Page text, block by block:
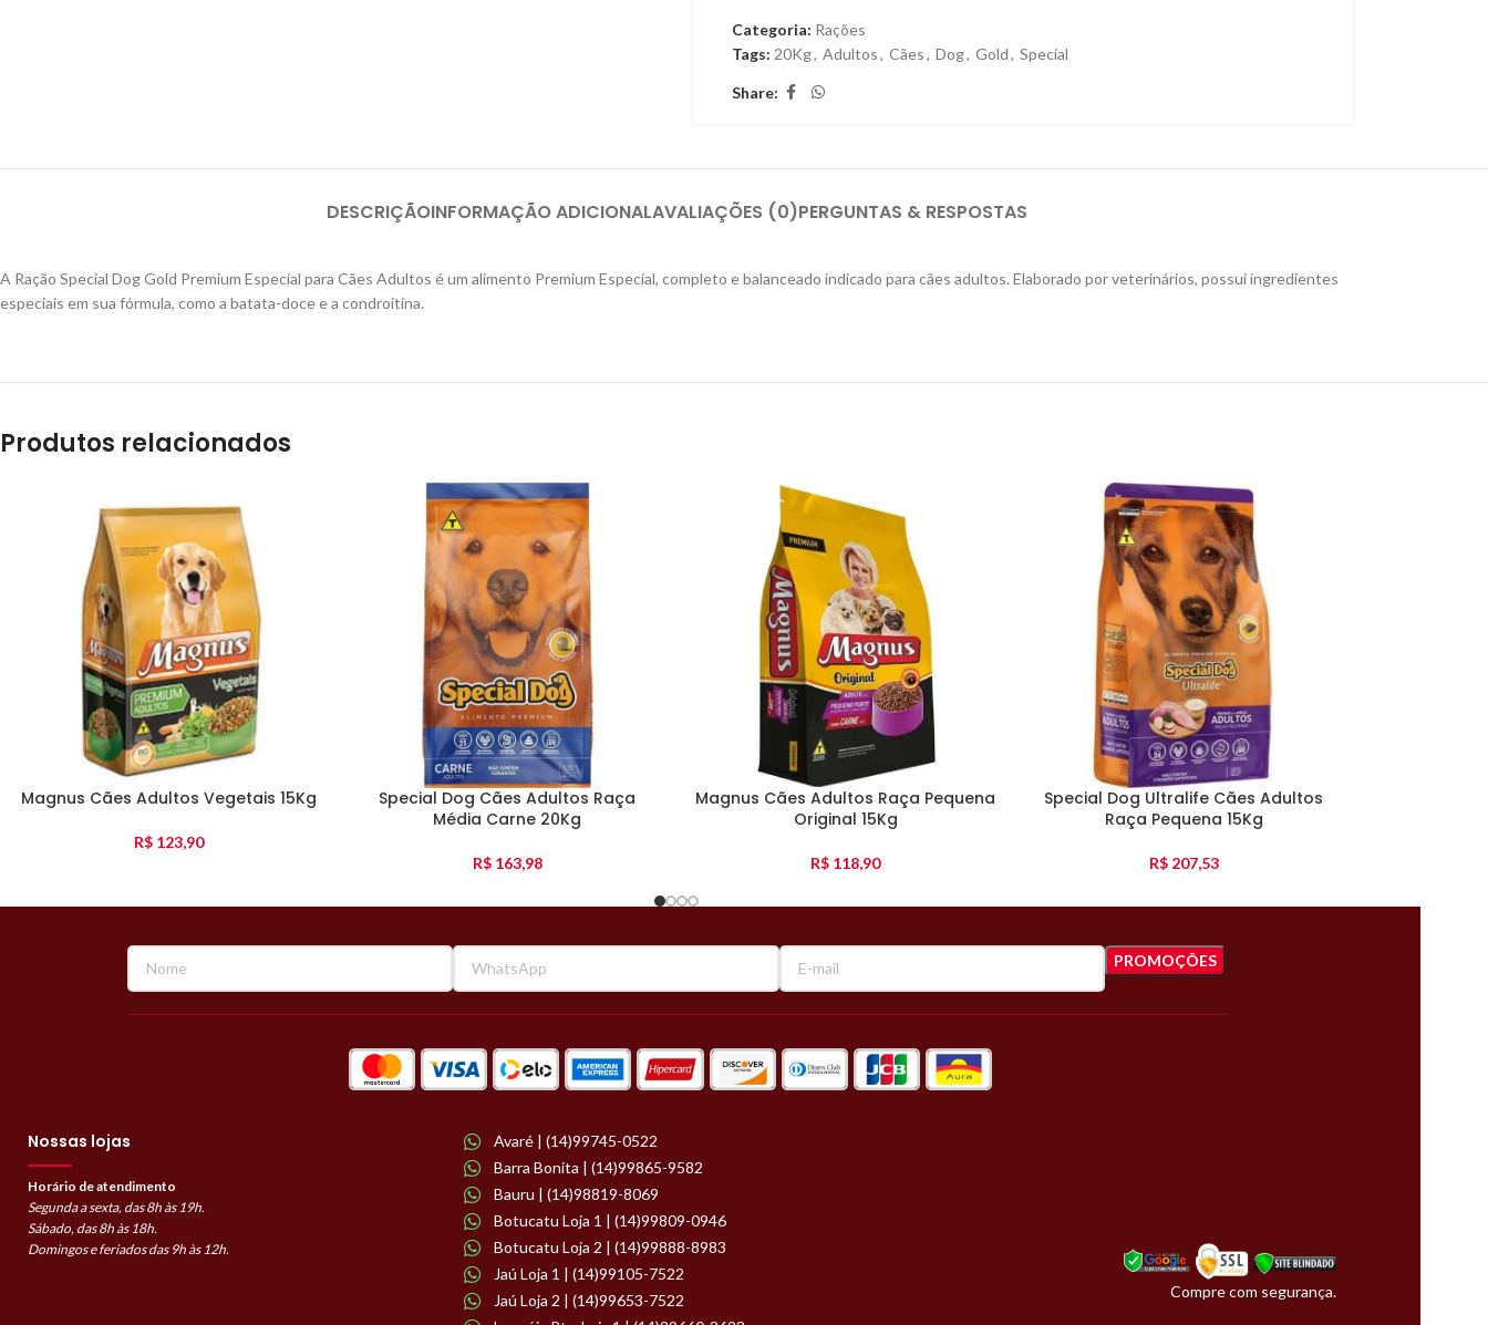
Categoria: Rações
Tags: 20Kg, Adultos, Cães, Dog, Gold, Special
Share:
DESCRIÇÃOINFORMAÇÃO ADICIONALAVALIAÇÕES (0)PERGUNTAS & RESPOSTAS
A Ração Special Dog Gold Premium Especial para Cães Adultos é um alimento Premium Especial, completo e balanceado indicado para cães adultos. Elaborado por veterinários, possui ingredientes
especiais em sua fórmula, como a batata-doce e a condroitina.
Produtos relacionados
Magnus Cães Adultos Vegetais 15Kg
R$ 123,90
Special Dog Cães Adultos Raça
Média Carne 20Kg
R$163,98
Magnus Cães Adultos Raça Pequena
Original 15Kg
R$ 118,90
Special Dog Ultralife Cães Adultos
Raça Pequena 15Kg
R$207,53
Nossas lojas
Horário de atendimento
Segunda a sexta, das 8h às 19h.
Sábado, das 8h às 18h.
Domingos e feriados das 9h às 12h.
Avaré | (14)99745-0522
Barra Bonita | (14)99865-9582
Bauru | (14)98819-8069
Botucatu Loja 1 | (14)99809-0946
Botucatu Loja 2 | (14)99888-8983
Jaú Loja 1 | (14)99105-7522
Jaú Loja 2 | (14)99653-7522
Compre com segurança.